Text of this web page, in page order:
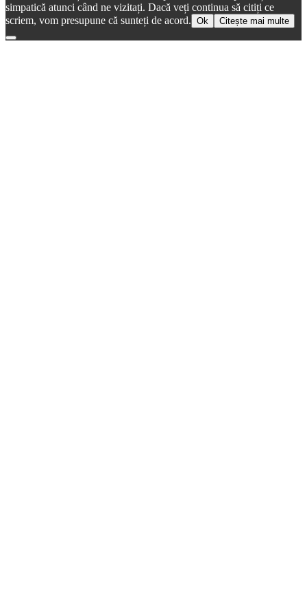
simpatică atunci când ne vizitați. Dacă veți continua să citiți ce
scriem, vom presupune că sunteți de acord. Ok Citește mai multe